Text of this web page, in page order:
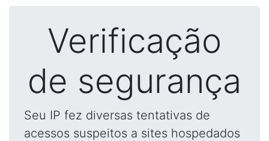
Verificação
de segurança
Seu IP fez diversas tentativas de
acessos suspeitos a sites hospedados